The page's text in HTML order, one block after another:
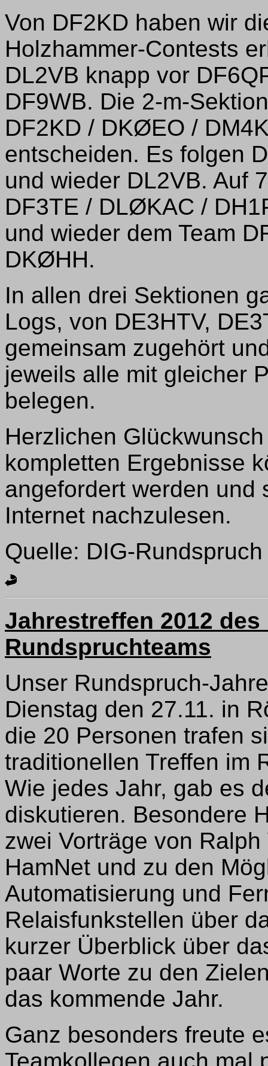
Von DF2KD haben wir
Holzhammer-Contests
DL2VB knapp vor
DF9WB. Die 2-m-
DF2KD / DKØEO /
entscheiden. Es folgen
und wieder DL2VB. Auf
DF3TE / DLØKAC /
und wieder dem Team
DKØHH.
In allen drei Sektionen
Logs, von DE3HTV,
gemeinsam zugehört
jeweils alle mit gleicher
belegen.
Herzlichen
kompletten Ergebnisse
angefordert werden und
Internet nachzulesen.
Quelle: DIG-
Jahrestreffen 2012
Rundspruchteams
Unser Rundspruch-
Dienstag den 27.11. in
die 20 Personen trafen
traditionellen Treffen im
Wie jedes Jahr, gab es
diskutieren. Besondere
zwei Vorträge von
HamNet und zu den
Automatisierung und
Relaisfunkstellen über
kurzer Überblick über
paar Worte zu den
das kommende Jahr.
Ganz besonders freute